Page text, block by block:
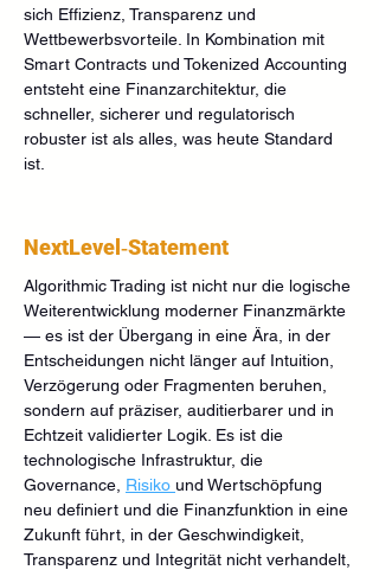
sich Effizienz, Transparenz und
Wettbewerbsvorteile. In Kombination mit
Smart Contracts und Tokenized Accounting
entsteht eine Finanzarchitektur, die
schneller, sicherer und regulatorisch
robuster ist als alles, was heute Standard
ist.
NextLevel‑Statement
Algorithmic Trading ist nicht nur die logische
Weiterentwicklung moderner Finanzmärkte
— es ist der Übergang in eine Ära, in der
Entscheidungen nicht länger auf Intuition,
Verzögerung oder Fragmenten beruhen,
sondern auf präziser, auditierbarer und in
Echtzeit validierter Logik. Es ist die
technologische Infrastruktur, die
Governance, Risiko und Wertschöpfung
neu definiert und die Finanzfunktion in eine
Zukunft führt, in der Geschwindigkeit,
Transparenz und Integrität nicht verhandelt,